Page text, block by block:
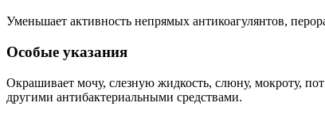
Уменьшает активность непрямых антикоагулянтов,
Особые указания
Окрашивает мочу, слезную жидкость, слюну, мокроту,
другими антибактериальными средствами.